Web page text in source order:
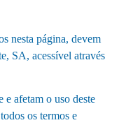
nesta página, devem
SA, acessível através
e afetam o uso deste
os termos e